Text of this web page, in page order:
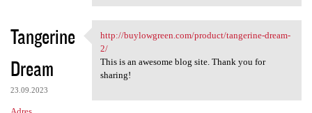
Tangerine
Dream
23.09.2023
http://buylowgreen.com
http://buylowgreen.com/product/tangerine-dream-
2/
This is an awesome blog site. Thank you for
sharing!